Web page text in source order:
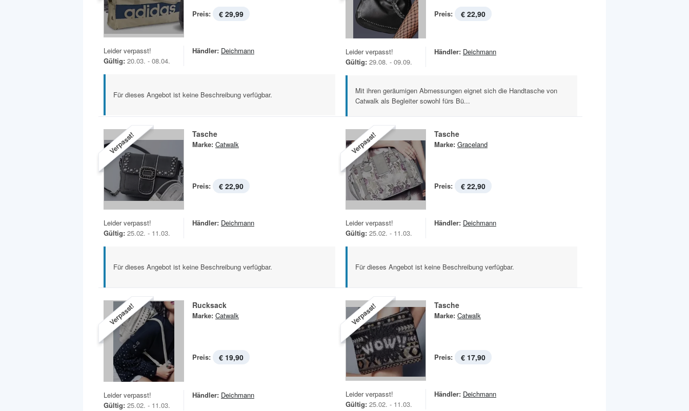
Preis: € 29,99
Leider verpasst!
Gültig: 20.03. - 08.04.
Händler: Deichmann
Für dieses Angebot ist keine Beschreibung verfügbar.
Preis: € 22,90
Leider verpasst!
Gültig: 29.08. - 09.09.
Händler: Deichmann
Mit ihren geräumigen Abmessungen eignet sich die Handtasche von
Catwalk als Begleiter sowohl fürs Bü...
Verpasst! Tasche
Marke: Catwalk
Preis: € 22,90
Leider verpasst!
Gültig: 25.02. - 11.03.
Händler: Deichmann
Für dieses Angebot ist keine Beschreibung verfügbar.
Verpasst! Tasche
Marke: Graceland
Preis: € 22,90
Leider verpasst!
Gültig: 25.02. - 11.03.
Händler: Deichmann
Für dieses Angebot ist keine Beschreibung verfügbar.
Verpasst! Rucksack
Marke: Catwalk
Preis: € 19,90
Leider verpasst!
Gültig: 25.02. - 11.03.
Händler: Deichmann
Verpasst! Tasche
Marke: Catwalk
Preis: € 17,90
Leider verpasst!
Gültig: 25.02. - 11.03.
Händler: Deichmann